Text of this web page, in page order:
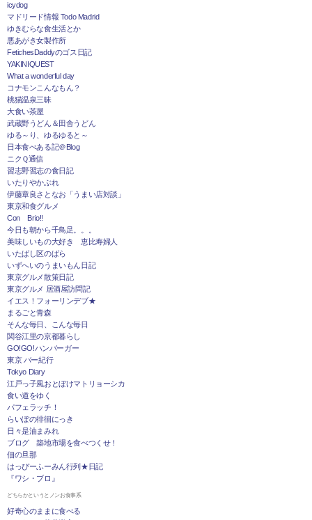
icydog
マドリード情報 Todo Madrid
ゆきむらな食生活とか
悪あがき女製作所
FetichesDaddyのゴス日記
YAKINIQUEST
What a wonderful day
コナモンこんなもん？
桃猫温泉三昧
大食い茶屋
武蔵野うどん＆田舎うどん
ゆる～り、ゆるゆると～
日本食べある記＠Blog
ニクＱ通信
習志野習志の食日記
いたりやかぶれ
伊藤章良さとなお「うまい店対談」
東京和食グルメ
Con Brio!!
今日も朝から千鳥足。。。
美味しいもの大好き 恵比寿婦人
いたばし区のばら
いずへいのうまいもん日記
東京グルメ散策日記
東京グルメ 居酒屋訪問記
イエス！フォーリンデブ★
まるごと青森
そんな毎日、こんな毎日
関谷江里の京都暮らし
GO!GO!ハンバーガー
東京 バー紀行
Tokyo Diary
江戸っ子風おとぼけマトリョーシカ
食い道をゆく
パフェラッチ！
らいぽの徘徊にっき
日々是油まみれ
ブログ 築地市場を食べつくせ！
佃の旦那
はっぴーふーみん行列★日記
『ワシ・ブロ』
どちらかというとノンお食事系
好奇心のままに食べる